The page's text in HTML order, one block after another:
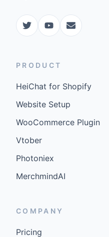
PRODUCT
HeiChat for Shopify
Website Setup
WooCommerce Plugin
Vtober
Photoniex
MerchmindAI
COMPANY
Pricing